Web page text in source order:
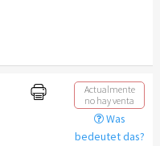
Actualmente
no hay venta
Was
bedeutet das?